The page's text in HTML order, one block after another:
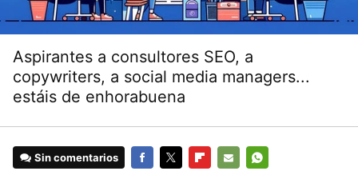
Aspirantes a consultores SEO, a
copywriters, a social media managers...
estáis de enhorabuena
Sin comentarios